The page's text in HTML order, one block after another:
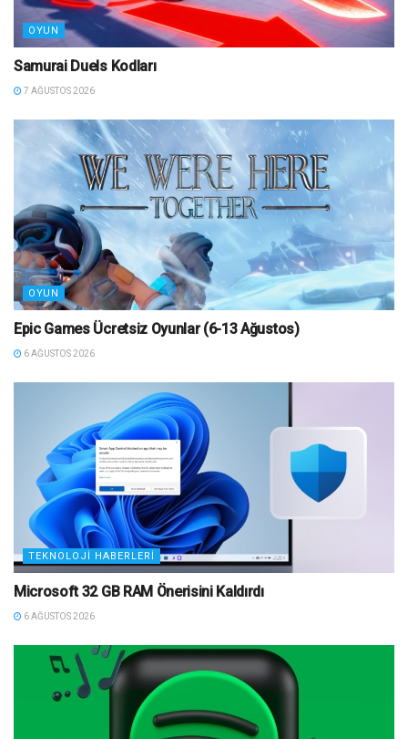
OYUN
Samurai Duels Kodları
7 AĞUSTOS 2026
OYUN
Epic Games Ücretsiz Oyunlar (6-13 Ağustos)
6 AĞUSTOS 2026
TEKNOLOJI HABERLERI
Microsoft 32 GB RAM Önerisini Kaldırdı
6 AĞUSTOS 2026